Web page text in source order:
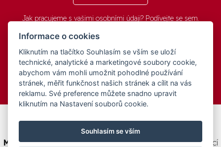
Jak pracujeme s vašimi osobními údaji? Podívejte se sem
© 2016-2026 -aGovernment.cz&Obec Oznice. Software:
aGovernment, Verze:4.0.1.1 - Beta. Číslo Licence: 74274001
Všechna práva vyhrazenaOchrana osobních údajů,Přístupnost
Tento web byl spolufinancován v rámci programu
Medializujeme ČESKO.czna podporu a modernizaci obcí
Informace o cookies
Kliknutím na tlačítko Souhlasím se vším se uloží
technické, analytické a marketingové soubory cookie,
abychom vám mohli umožnit pohodlné používání
stránek, měřit funkčnost našich stránek a cílit na vás
reklamu. Své preference můžete snadno upravit
kliknutím na Nastavení souborů cookie.
Souhlasím se vším